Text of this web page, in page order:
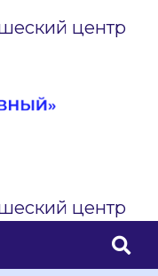
центр
центр